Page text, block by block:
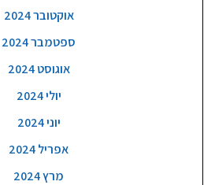
אוקטובר 2024
ספטמבר 2024
אוגוסט 2024
יולי 2024
יוני 2024
אפריל 2024
מרץ 2024